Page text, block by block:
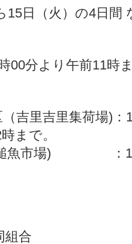
15日（火）の4日間
00分より午前11時
（吉里吉里集荷場)
まで。
槌魚市場) ：1
組合